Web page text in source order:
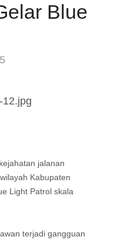
Blue
jalanan
Kabupaten
Light Patrol skala
terjadi gangguan